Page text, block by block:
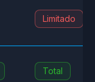
Limitado
Total